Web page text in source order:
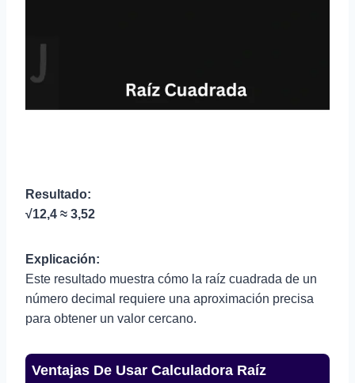
Resultado:
√12,4 ≈ 3,52
Explicación:
Este resultado muestra cómo la raíz cuadrada de un
número decimal requiere una aproximación precisa
para obtener un valor cercano.
Ventajas De Usar Calculadora Raíz